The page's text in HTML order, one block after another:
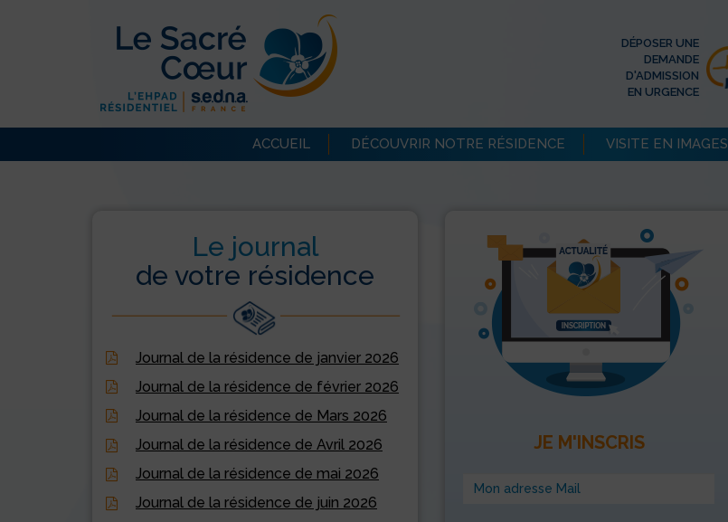
DÉPOSER UNE
DEMANDE
D'ADMISSION
EN URGENCE
ACCUEIL DÉCOUVRIR NOTRE RÉSIDENCE VISITE EN IMAGES
Le journal
de votre résidence
Journal de la résidence de janvier 2026
Journal de la résidence de février 2026
Journal de la résidence de Mars 2026
Journal de la résidence de Avril 2026
Journal de la résidence de mai 2026
Journal de la résidence de juin 2026
JE M'INSCRIS